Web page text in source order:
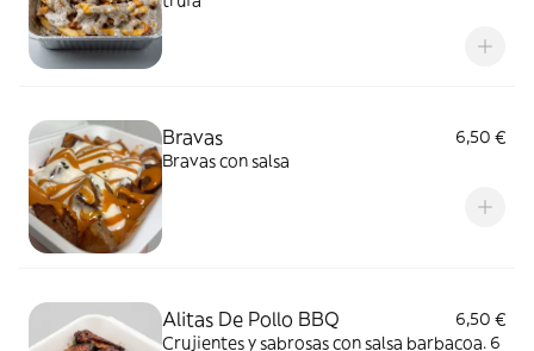
Bravas
6,50 €
Bravas con salsa
Alitas De Pollo BBQ
6,50 €
Crujientes y sabrosas con salsa barbacoa. 6